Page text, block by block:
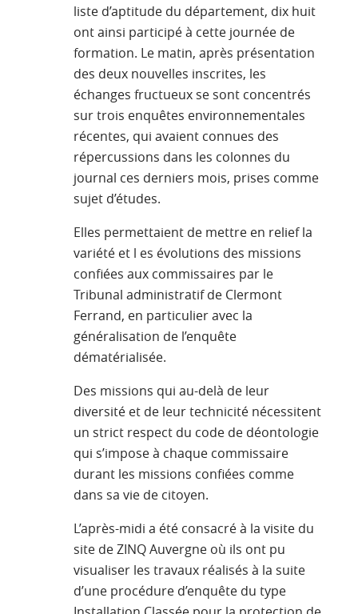
liste d’aptitude du département, dix huit
ont ainsi participé à cette journée de
formation. Le matin, après présentation
des deux nouvelles inscrites, les
échanges fructueux se sont concentrés
sur trois enquêtes environnementales
récentes, qui avaient connues des
répercussions dans les colonnes du
journal ces derniers mois, prises comme
sujet d’études.
Elles permettaient de mettre en relief la
variété et l es évolutions des missions
confiées aux commissaires par le
Tribunal administratif de Clermont
Ferrand, en particulier avec la
généralisation de l’enquête
dématérialisée.
Des missions qui au-delà de leur
diversité et de leur technicité nécessitent
un strict respect du code de déontologie
qui s’impose à chaque commissaire
durant les missions confiées comme
dans sa vie de citoyen.
L’après-midi a été consacré à la visite du
site de ZINQ Auvergne où ils ont pu
visualiser les travaux réalisés à la suite
d’une procédure d’enquête du type